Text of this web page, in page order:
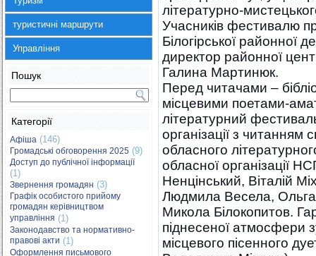
туристичні маршрути
Управління
Пошук
Категорії
Афіша (146)
Громадські обговорення 2025 (9)
Доступ до публічної інформації
(1)
Звернення громадян (3)
Графік особистого прийому
громадян керівництвом
управління (1)
Законодавство та нормативно-
правові акти (1)
Оформлення письмового
літературно-
Учасників фестивалю
Білогірської районної
директор районної
Галина Мартинюк.
Перед читачами –
місцевими поетами-
літературний
організації з читанням
обласного
обласної організації
Ненцінський, Віталій
Людмила Весела, Ольга
Микола Білокопитов.
піднесеної атмосфери
місцевого пісенного